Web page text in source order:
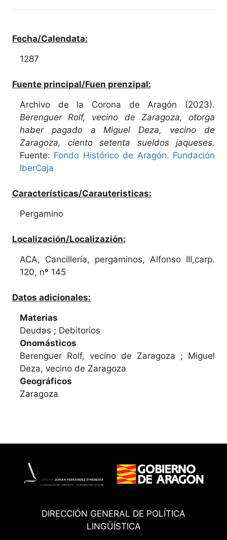
Fecha/Calendata:
1287
Fuente principal/Fuen prenzipal:
Archivo de la Corona de Aragón (2023).
Berenguer Rolf, vecino de Zaragoza, otorga
haber pagado a Miguel Deza, vecino de
Zaragoza, ciento setenta sueldos jaqueses.
Fuente: Fondo Histórico de Aragón. Fundación
IberCaja
Características/Carauteristicas:
Pergamino
Localización/Localizazión:
ACA, Cancillería, pergaminos, Alfonso III,carp.
120, nº 145
Datos adicionales:
Materias
Deudas ; Debitorios
Onomásticos
Berenguer Rolf, vecino de Zaragoza ; Miguel
Deza, vecino de Zaragoza
Geográficos
Zaragoza
DIRECCIÓN GENERAL DE POLÍTICA
LINGÜÍSTICA